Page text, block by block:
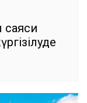
саяси